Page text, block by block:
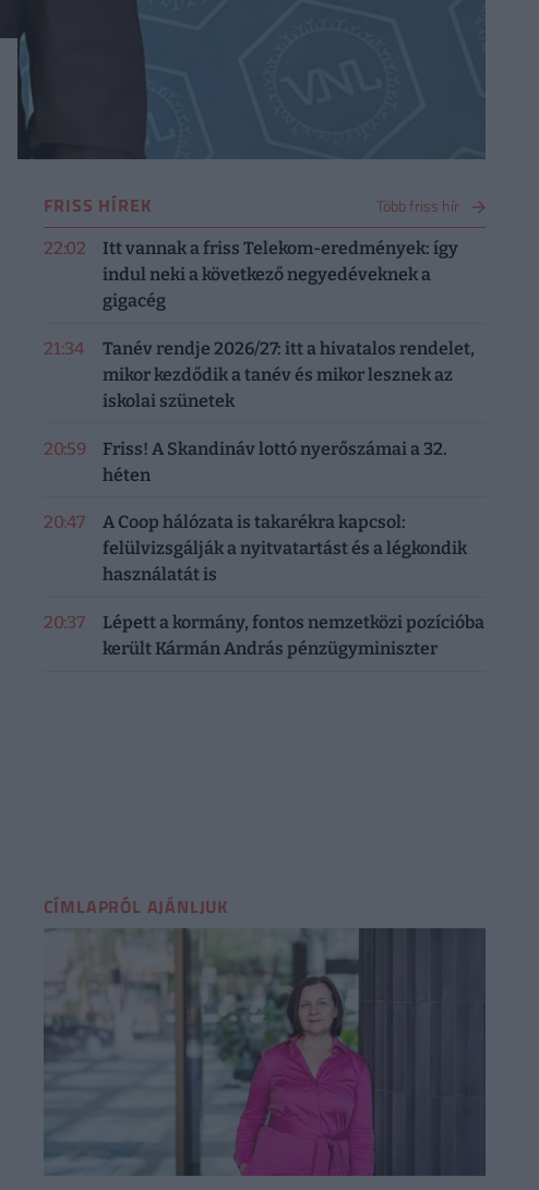
FRISS HÍREK Több friss hír
22:02
Itt vannak a friss Telekom-eredmények: így
indul neki a következő negyedéveknek a
gigacég
21:34
Tanév rendje 2026/27: itt a hivatalos rendelet,
mikor kezdődik a tanév és mikor lesznek az
iskolai szünetek
20:59
Friss! A Skandináv lottó nyerőszámai a 32.
héten
20:47
A Coop hálózata is takarékra kapcsol:
felülvizsgálják a nyitvatartást és a légkondik
használatát is
20:37
Lépett a kormány, fontos nemzetközi pozícióba
került Kármán András pénzügyminiszter
CÍMLAPRÓL AJÁNLJUK